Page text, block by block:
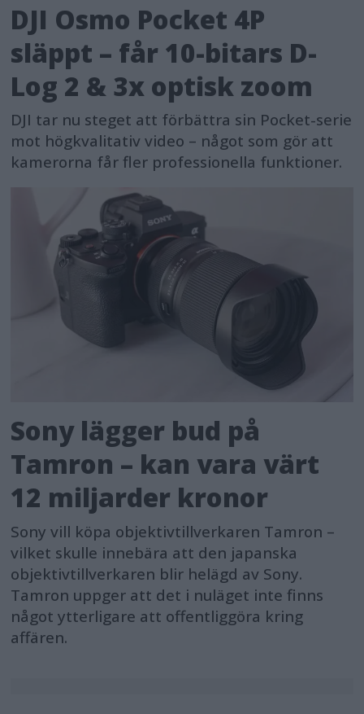
DJI Osmo Pocket 4P
släppt – får 10-bitars D-
Log 2 & 3x optisk zoom
DJI tar nu steget att förbättra sin Pocket-serie
mot högkvalitativ video – något som gör att
kamerorna får fler professionella funktioner.
Sony lägger bud på
Tamron – kan vara värt
12 miljarder kronor
Sony vill köpa objektivtillverkaren Tamron –
vilket skulle innebära att den japanska
objektivtillverkaren blir helägd av Sony.
Tamron uppger att det i nuläget inte finns
något ytterligare att offentliggöra kring
affären.